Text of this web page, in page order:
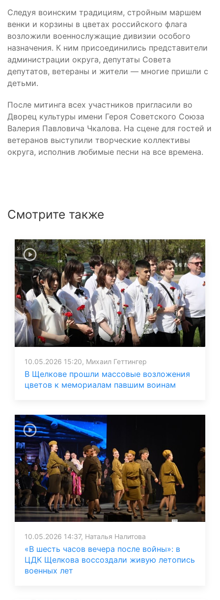
Следуя воинским традициям, стройным маршем
венки и корзины в цветах российского флага
возложили военнослужащие дивизии особого
назначения. К ним присоединились представители
администрации округа, депутаты Совета
депутатов, ветераны и жители — многие пришли с
детьми.
После митинга всех участников пригласили во
Дворец культуры имени Героя Советского Союза
Валерия Павловича Чкалова. На сцене для гостей и
ветеранов выступили творческие коллективы
округа, исполнив любимые песни на все времена.
Смотрите также
10.05.2026 15:20, Михаил Геттингер
В Щелкове прошли массовые возложения
цветов к мемориалам павшим воинам
10.05.2026 14:37, Наталья Налитова
«В шесть часов вечера после войны»: в
ЦДК Щелкова воссоздали живую летопись
военных лет